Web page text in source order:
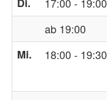
Di.
17:00 - 19:00
ab 19:00
Mi.
18:00 - 19:30